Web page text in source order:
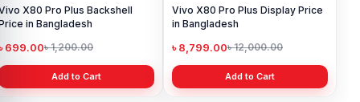
X80 Pro Plus Backshell
in Bangladesh
699.00৳ 1,200.00
Add to Cart
Vivo X80 Pro Plus Display Price
in Bangladesh
৳ 8,799.00৳ 12,000.00
Add to Cart